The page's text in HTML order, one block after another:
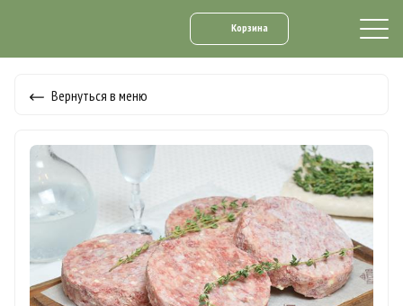
Корзина
Вернуться в меню